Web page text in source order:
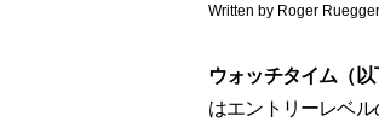
Written by Roger Ruegger
ウォッチタイム（以
はエントリーレベ